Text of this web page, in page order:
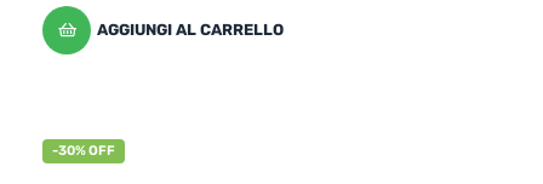
AGGIUNGI AL CARRELLO
-30% OFF